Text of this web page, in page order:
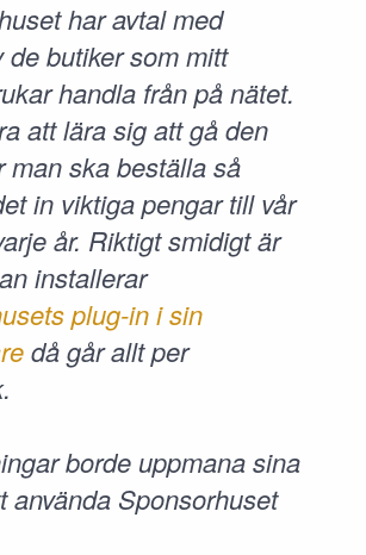
har avtal med
de butiker som mitt
handla från på nätet.
att lära sig att gå den
man ska beställa så
in viktiga pengar till vår
år. Riktigt smidigt är
installerar
plug-in i sin
då går allt per
borde uppmana sina
använda Sponsorhuset